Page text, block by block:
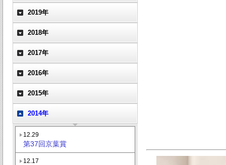
2019年
2018年
2017年
2016年
2015年
2014年
12.29
第37回京葉賞
12.17